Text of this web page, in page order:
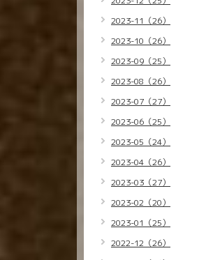
2023-11（26）
2023-10（26）
2023-09（25）
2023-08（26）
2023-07（27）
2023-06（25）
2023-05（24）
2023-04（26）
2023-03（27）
2023-02（20）
2023-01（25）
2022-12（26）